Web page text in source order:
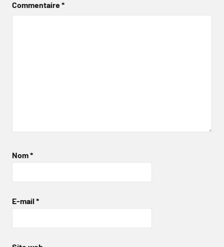
Commentaire*
Nom*
E-mail *